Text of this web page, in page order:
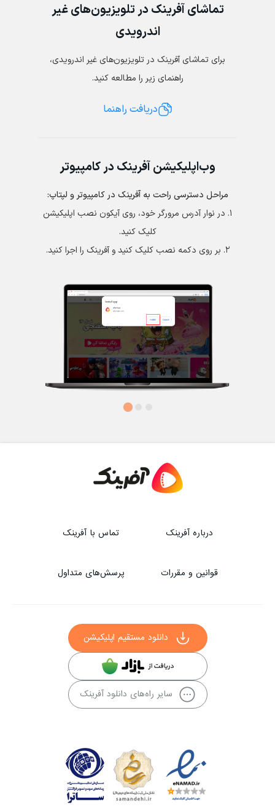
تماشای آفرینک در تلویزیون‌های غیر
اندرویدی
برای تماشای آفرینک در تلویزیون‌های غیر اندرویدی،
راهنمای زیر را مطالعه کنید.
دریافت راهنما
وب‌اپلیکیشن آفرینک در کامپیوتر
مراحل دسترسی راحت به آفرینک در کامپیوتر و لپتاپ:
١. در نوار آدرس مرورگر خود، روی آیکون نصب اپلیکیشن
کلیک کنید.
۲. بر روی دکمه نصب کلیک کنید و آفرینک را اجرا کنید.
درباره آفرینک تماس با آفرینک
قوانین و مقررات پرسش‌های متداول
دانلود مستقیم اپلیکیشن
سایر راه‌های دانلود آفرینک